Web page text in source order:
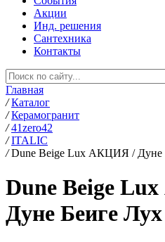
Акции
Инд. решения
Сантехника
Контакты
Главная
/ Каталог
/ Керамогранит
/ 41zero42
/ ITALIC
/ Dune Beige Lux АКЦИЯ /
Dune Beige
Дуне Беиге